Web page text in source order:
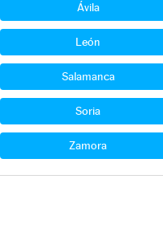
Ávila
León
Salamanca
Soria
Zamora